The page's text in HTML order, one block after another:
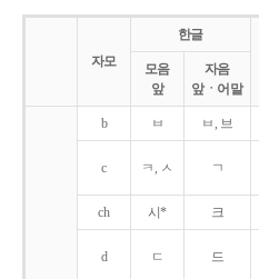
자모
한글
모음
앞
자음
앞ㆍ어말
b ㅂ ㅂ, 브
c ㅋ, ㅅ ㄱ
ch 시* 크
d ㄷ 드